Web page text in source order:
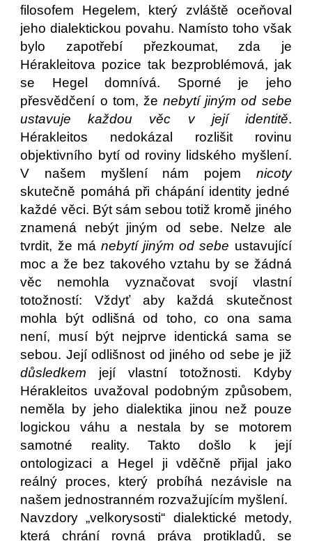
filosofem Hegelem, který zvláště oceňoval
jeho dialektickou povahu. Namísto toho však
bylo zapotřebí přezkoumat, zda je
Hérakleitova pozice tak bezproblémová, jak
se Hegel domnívá. Sporné je jeho
přesvědčení o tom, ženebytí jiným od sebe
ustavuje každou věc v její identitě.
Hérakleitos nedokázal rozlišit rovinu
objektivního bytí od roviny lidského myšlení.
V našem myšlení nám pojem nicoty
skutečně pomáhá při chápání identity jedné
každé věci. Být sám sebou totiž kromě jiného
znamená nebýt jiným od sebe. Nelze ale
tvrdit, že má nebytí jiným od sebe ustavující
moc a že bez takového vztahu by se žádná
věc nemohla vyznačovat svojí vlastní
totožností: Vždyť aby každá skutečnost
mohla být odlišná od toho, co ona sama
není, musí být nejprve identická sama se
sebou. Její odlišnost od jiného od sebe je již
důsledkem její vlastní totožnosti. Kdyby
Hérakleitos uvažoval podobným způsobem,
neměla by jeho dialektika jinou než pouze
logickou váhu a nestala by se motorem
samotné reality. Takto došlo k její
ontologizaci a Hegel ji vděčně přijal jako
reálný proces, který probíhá nezávisle na
našem jednostranném rozvažujícím myšlení.
Navzdory „velkorysosti“ dialektické metody,
která chrání rovná práva protikladů, se